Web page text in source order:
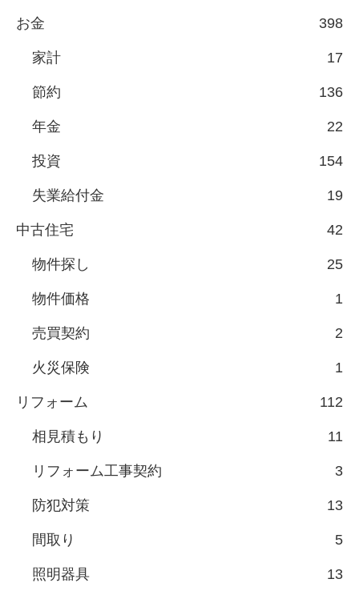
お金 398
家計 17
節約 136
年金 22
投資 154
失業給付金 19
中古住宅 42
物件探し 25
物件価格 1
売買契約 2
火災保険 1
リフォーム 112
相見積もり 11
リフォーム工事契約 3
防犯対策 13
間取り 5
照明器具 13